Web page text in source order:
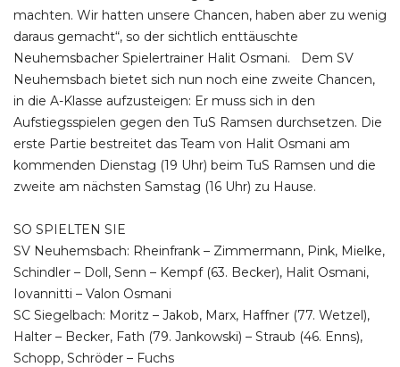
machten. Wir hatten unsere Chancen, haben aber zu wenig
daraus gemacht“, so der sichtlich enttäuschte
Neuhemsbacher Spielertrainer Halit Osmani. Dem SV
Neuhemsbach bietet sich nun noch eine zweite Chancen,
in die A-Klasse aufzusteigen: Er muss sich in den
Aufstiegsspielen gegen den TuS Ramsen durchsetzen. Die
erste Partie bestreitet das Team von Halit Osmani am
kommenden Dienstag (19 Uhr) beim TuS Ramsen und die
zweite am nächsten Samstag (16 Uhr) zu Hause.
SO SPIELTEN SIE
SV Neuhemsbach: Rheinfrank – Zimmermann, Pink, Mielke,
Schindler – Doll, Senn – Kempf (63. Becker), Halit Osmani,
Iovannitti – Valon Osmani
SC Siegelbach: Moritz – Jakob, Marx, Haffner (77. Wetzel),
Halter – Becker, Fath (79. Jankowski) – Straub (46. Enns),
Schopp, Schröder – Fuchs